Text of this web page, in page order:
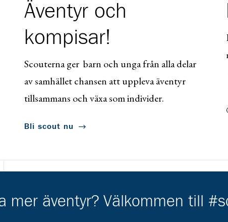
Äventyr och
kompisar!
Scouterna ger barn och unga från alla delar
av samhället chansen att uppleva äventyr
tillsammans och växa som individer.
Bli scout nu
mer äventyr? Välkommen till